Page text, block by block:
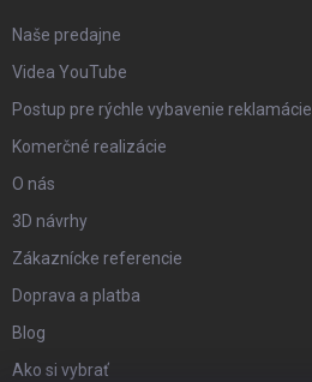
Naše predajne
Videa YouTube
Postup pre rýchle vybavenie reklamácie
Komerčné realizácie
O nás
3D návrhy
Zákaznícke referencie
Doprava a platba
Blog
Ako si vybrať